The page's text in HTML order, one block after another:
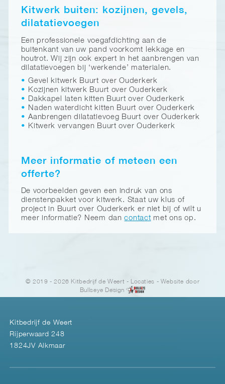
Kitwerk buiten: kozijnen, gevels,
dilatatievoegen
Een professionele voegafdichting aan de
buitenkant van uw pand voorkomt lekkage en
houtrot. Wij zijn ook expert in het aanbrengen van
dilatatievoegen bij ‘werkende’ materialen.
Gevel kitwerk Buurt over Ouderkerk
Kozijnen kitwerk Buurt over Ouderkerk
Dakkapel laten kitten Buurt over Ouderkerk
Naden waterdicht kitten Buurt over Ouderkerk
Aanbrengen dilatatievoeg Buurt over Ouderkerk
Kitwerk vervangen Buurt over Ouderkerk
Meer informatie of meteen een
offerte?
De voorbeelden geven een indruk van ons
dienstenpakket voor kitwerk. Staat uw klus of
project in Buurt over Ouderkerk er niet bij of wilt u
meer informatie? Neem dancontact met ons op.
© 2019 - 2026 Kitbedrijf de Weert - Locaties - Website door
Bullseye Design
Kitbedrijf de Weert
Rijperwaard 248
1824JV Alkmaar